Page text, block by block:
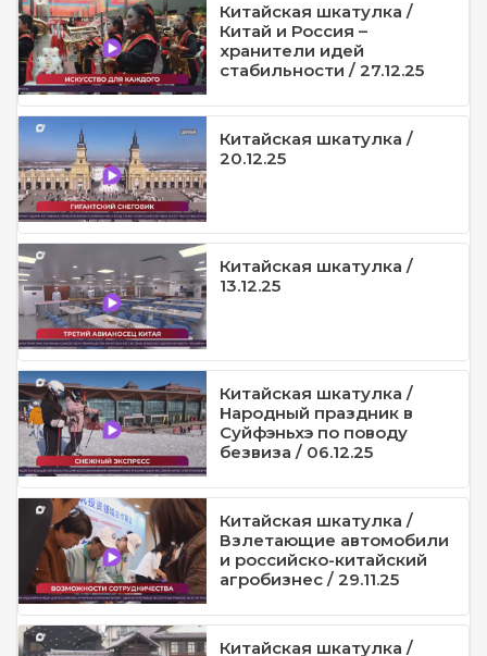
Китайская шкатулка /
Китай и Россия –
хранители идей
стабильности / 27.12.25
Китайская шкатулка /
20.12.25
Китайская шкатулка /
13.12.25
Китайская шкатулка /
Народный праздник в
Суйфэньхэ по поводу
безвиза / 06.12.25
Китайская шкатулка /
Взлетающие автомобили
и российско-китайский
агробизнес / 29.11.25
Китайская шкатулка /